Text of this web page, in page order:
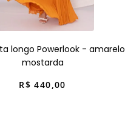
longo Powerlook - amarelo
mostarda
R$ 440,00